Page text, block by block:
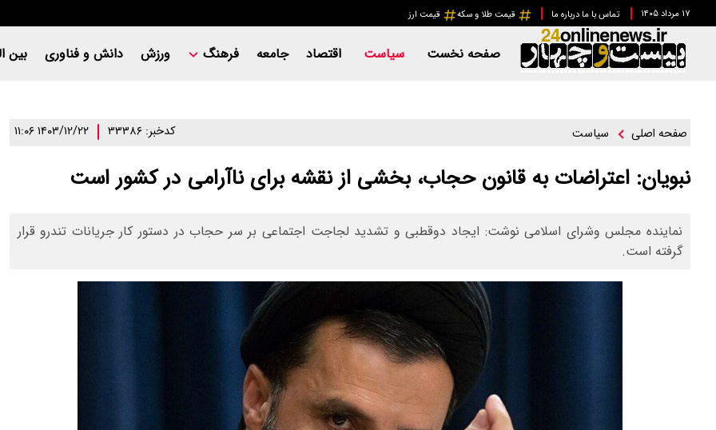
۱۷ مرداد ۱۴۰۵ تماس با ما درباره ما قیمت طلا و سکه قیمت ارز
صفحه نخست سیاست اقتصاد جامعه فرهنگ ورزش دانش و فناوری بین
صفحه اصلی سیاست کدخبر: ۳۳۳۸۶ ۱۴۰۳/۱۲/۲۲ ۱۱:۰۶
نبویان: اعتراضات به قانون حجاب، بخشی از نقشه برای ناآرامی در کشور است
نماینده مجلس وشرای اسلامی نوشت: ایجاد دوقطبی و تشدید لجاجت اجتماعی بر سر حجاب در دستور کار جریانات تندرو قرار
گرفته است.